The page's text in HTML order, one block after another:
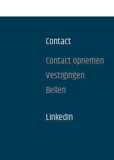
Contact
Contact opnemen
Vestigingen
Bellen
LinkedIn